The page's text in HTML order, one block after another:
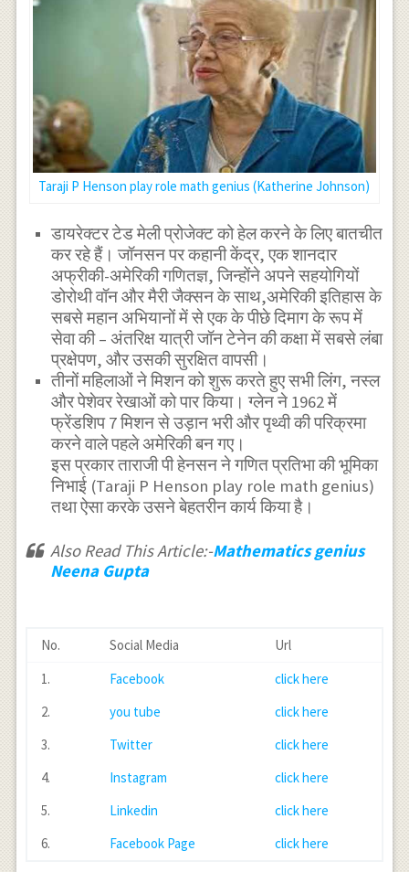
Taraji P Henson play role math genius (Katherine Johnson)
डायरेक्टर टेड मेली प्रोजेक्ट को हेल करने के लिए बातचीत
कर रहे हैं। जॉनसन पर कहानी केंद्र, एक शानदार
अफ्रीकी-अमेरिकी गणितज्ञ, जिन्होंने अपने सहयोगियों
डोरोथी वॉन और मैरी जैक्सन के साथ,अमेरिकी इतिहास के
सबसे महान अभियानों में से एक के पीछे दिमाग के रूप में
सेवा की – अंतरिक्ष यात्री जॉन टेनेन की कक्षा में सबसे लंबा
प्रक्षेपण, और उसकी सुरक्षित वापसी।
तीनों महिलाओं ने मिशन को शुरू करते हुए सभी लिंग, नस्ल
और पेशेवर रेखाओं को पार किया। ग्लेन ने 1962 में
फ्रेंडशिप 7 मिशन से उड़ान भरी और पृथ्वी की परिक्रमा
करने वाले पहले अमेरिकी बन गए।
इस प्रकार ताराजी पी हेनसन ने गणित प्रतिभा की भूमिका
निभाई (Taraji P Henson play role math genius)
तथा ऐसा करके उसने बेहतरीन कार्य किया है।
Also Read This Article:-Mathematics genius
Neena Gupta
No. Social Media
Url
1.
Facebook
click here
2.
you tube
click here
3.
Twitter
click here
4.
Instagram
click here
5.
Linkedin
click here
6.
Facebook Page click here